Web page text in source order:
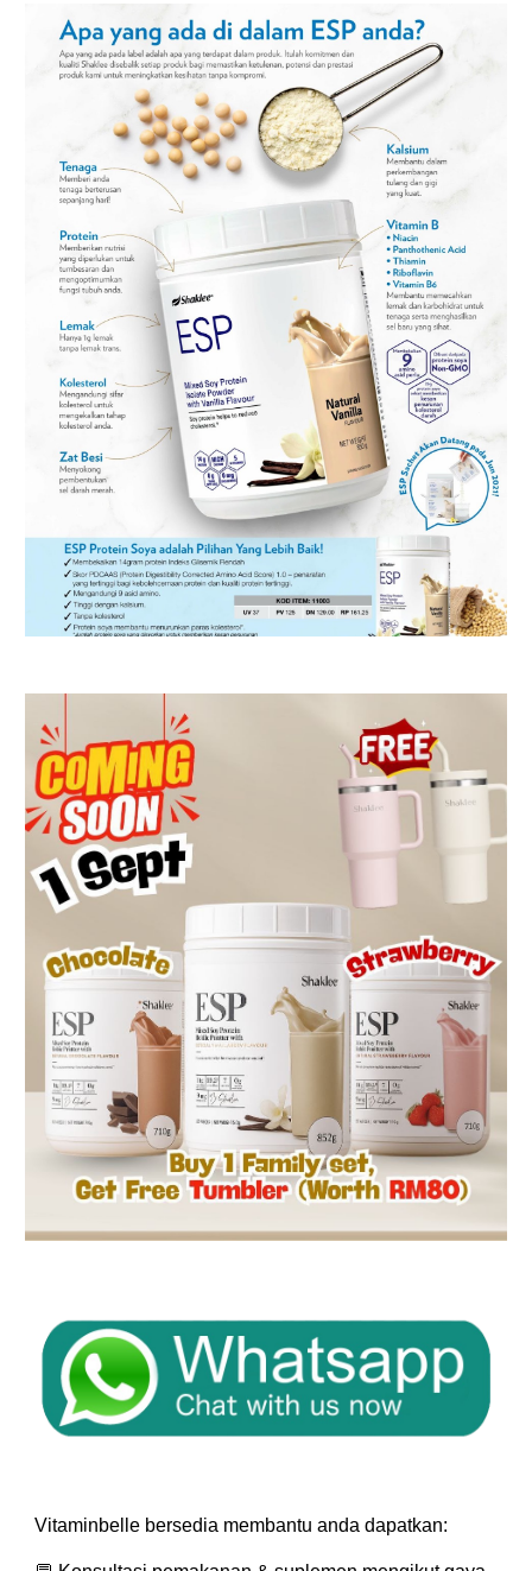
Vitaminbelle bersedia membantu anda dapatkan: